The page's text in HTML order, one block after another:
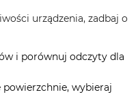
urządzenia, zadbaj o
i porównuj odczyty dla
powierzchnie, wybieraj